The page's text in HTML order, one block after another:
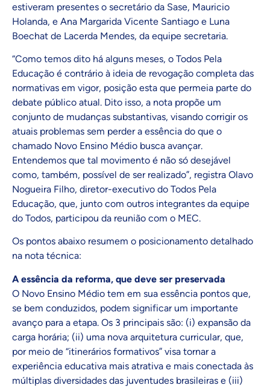
estiveram presentes o secretário da Sase, Mauricio
Holanda, e Ana Margarida Vicente Santiago e Luna
Boechat de Lacerda Mendes, da equipe secretaria.
“Como temos dito há alguns meses, o Todos Pela
Educação é contrário à ideia de revogação completa das
normativas em vigor, posição esta que permeia parte do
debate público atual. Dito isso, a nota propõe um
conjunto de mudanças substantivas, visando corrigir os
atuais problemas sem perder a essência do que o
chamado Novo Ensino Médio busca avançar.
Entendemos que tal movimento é não só desejável
como, também, possível de ser realizado”, registra Olavo
Nogueira Filho, diretor-executivo do Todos Pela
Educação, que, junto com outros integrantes da equipe
do Todos, participou da reunião com o MEC.
Os pontos abaixo resumem o posicionamento detalhado
na nota técnica:
A essência da reforma, que deve ser preservada
O Novo Ensino Médio tem em sua essência pontos que,
se bem conduzidos, podem significar um importante
avanço para a etapa. Os 3 principais são: (i) expansão da
carga horária; (ii) uma nova arquitetura curricular, que,
por meio de “itinerários formativos” visa tornar a
experiência educativa mais atrativa e mais conectada às
múltiplas diversidades das juventudes brasileiras e (iii)